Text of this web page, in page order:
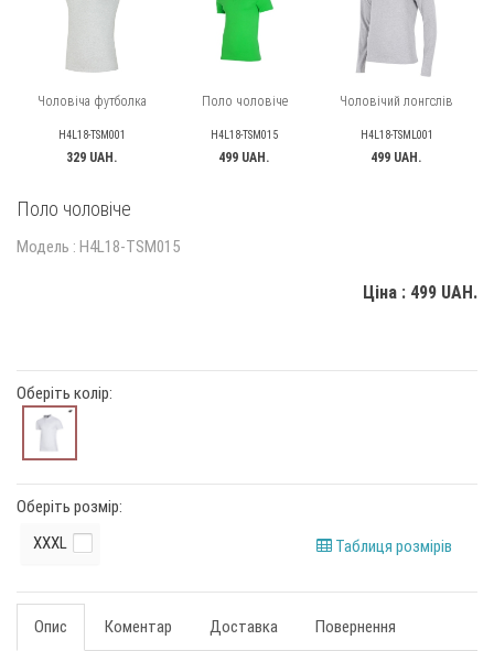
Чоловіча футболка
H4L18-TSM001
329 UAH.
Поло чоловіче
H4L18-TSM015
499 UAH.
Чоловічий лонгслів
H4L18-TSML001
499 UAH.
Поло чоловіче
Модель : H4L18-TSM015
Ціна : 499 UAH.
Оберіть колір:
Оберіть розмір:
XXXL
Таблиця розмірів
Опис Коментар Доставка Повернення